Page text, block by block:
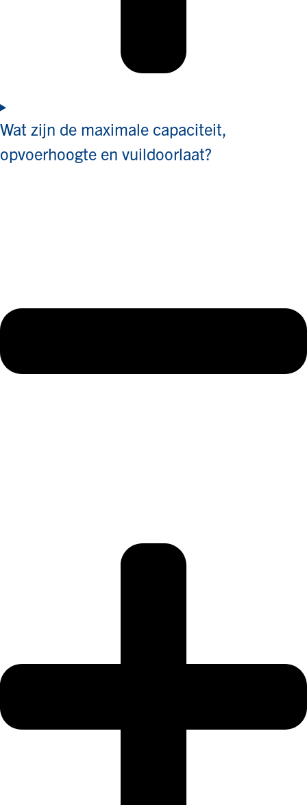
Wat zijn de maximale capaciteit,
opvoerhoogte en vuildoorlaat?